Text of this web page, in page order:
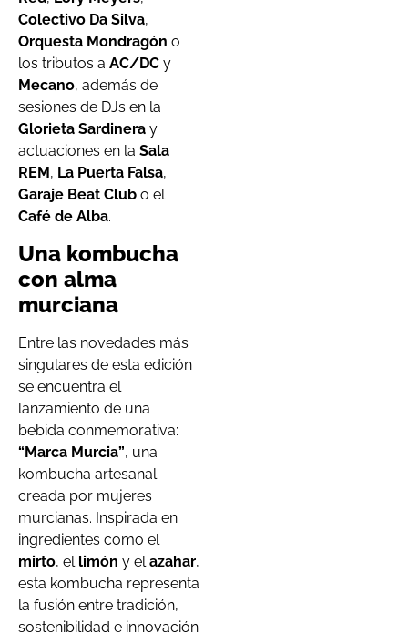
Colectivo Da Silva,
Orquesta Mondragón o
los tributos a AC/DC y
Mecano, además de
sesiones de DJs en la
Glorieta Sardinera y
actuaciones en la Sala
REM , La Puerta Falsa,
Garaje Beat Club o el
Café de Alba.
Una kombucha
con alma
murciana
Entre las novedades más
singulares de esta edición
se encuentra el
lanzamiento de una
bebida conmemorativa:
“Marca Murcia”, una
kombucha artesanal
creada por mujeres
murcianas. Inspirada en
ingredientes como el
mirto, el limón y el azahar,
esta kombucha representa
la fusión entre tradición,
sostenibilidad e innovación